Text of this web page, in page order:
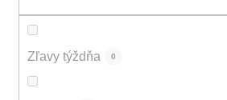
Zľavy týždňa 0